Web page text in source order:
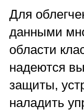
Для
данными
области
надеются
защиты,
наладить